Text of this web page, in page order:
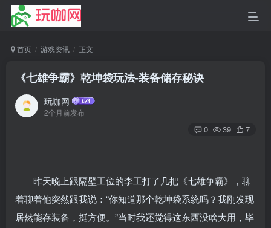
首页 游戏资讯 正文
《七雄争霸》乾坤袋玩法-装备储存秘诀
玩咖网
2个月前发布
0 39 7
昨天晚上跟隔壁工位的李工打了几把《七雄争霸》，聊
着聊着他突然跟我说：“你知道那个乾坤袋系统吗？我刚发现
居然能存装备，挺方便。”当时我还觉得这东西没啥大用，毕